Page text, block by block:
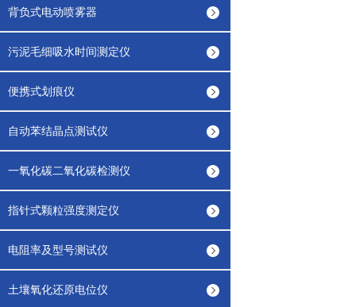
背负式电动喷雾器
污泥毛细吸水时间测定仪
便携式划痕仪
自动苯结晶点测试仪
一氧化碳二氧化碳检测仪
指针式颗粒强度测定仪
电阻率及型号测试仪
土壤氧化还原电位仪